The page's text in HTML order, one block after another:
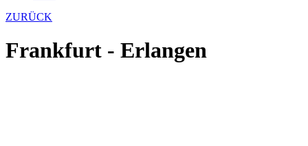
ZURÜCK
Frankfurt - Erlangen